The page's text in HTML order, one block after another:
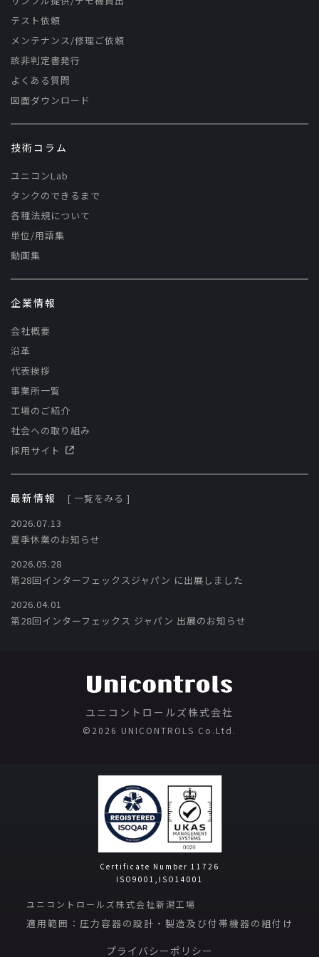
テスト依頼
メンテナンス/修理ご依頼
該非判定書発行
よくある質問
図面ダウンロード
技術コラム
ユニコンLab
タンクのできるまで
各種法規について
単位/用語集
動画集
企業情報
会社概要
沿革
代表挨拶
事業所一覧
工場のご紹介
社会への取り組み
採用サイト
最新情報
[ 一覧をみる ]
2026.07.13
夏季休業のお知らせ
2026.05.28
第28回インターフェックスジャパン に出展しました
2026.04.01
第28回インターフェックス ジャパン 出展のお知らせ
ユニコントロールズ株式会社
©️2026 UNICONTROLS Co.Ltd.
Certificate Number 11726
ISO9001,ISO14001
ユニコントロールズ株式会社新潟工場
適用範囲：圧力容器の設計・製造及び付帯機器の組付け
プライバシーポリシー